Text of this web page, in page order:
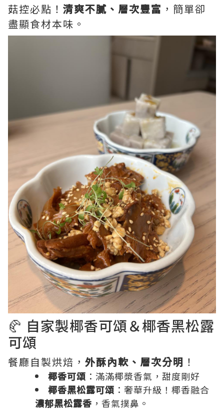
菇控必點！ 清爽不膩、層次豐富 ，簡單卻
盡顯食材本味。
🥐 自家製椰香可頌＆椰香黑松露
可頌
餐廳自製烘焙， 外酥內軟、層次分明 ！
椰香可頌 ：滿滿椰漿香氣，甜度剛好
椰香黑松露可頌 ：奢華升級！椰香融合
濃郁黑松露香 ，香氣撲鼻。